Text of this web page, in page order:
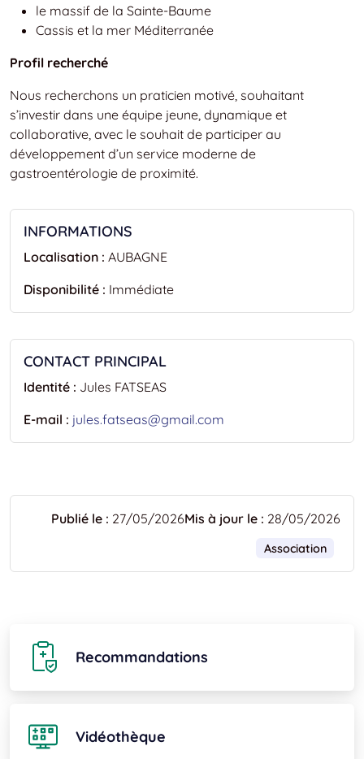
le massif de la Sainte-Baume
Cassis et la mer Méditerranée
Profil recherché
Nous recherchons un praticien motivé, souhaitant
s’investir dans une équipe jeune, dynamique et
collaborative, avec le souhait de participer au
développement d’un service moderne de
gastroentérologie de proximité.
INFORMATIONS
Localisation : AUBAGNE
Disponibilité : Immédiate
CONTACT PRINCIPAL
Identité : Jules FATSEAS
E-mail : jules.fatseas@gmail.com
Publié le : 27/05/2026Mis à jour le : 28/05/2026
Association
Recommandations
Vidéothèque